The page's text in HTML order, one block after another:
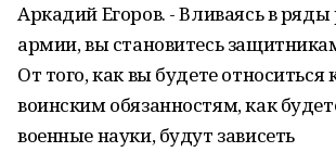
Аркадий Егоров. - Вливаясь в ряды
армии, вы становитесь
От того, как вы будете относиться
воинским обязанностям, как
военные науки, будут зависеть